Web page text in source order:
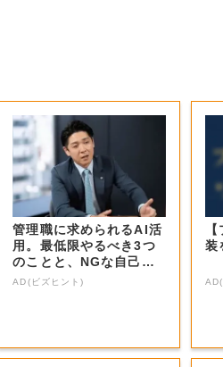
管理職に求められるAI活
用。最低限やるべき3つ
のことと、NGな自己認
識
AD(ビズヒント)
装